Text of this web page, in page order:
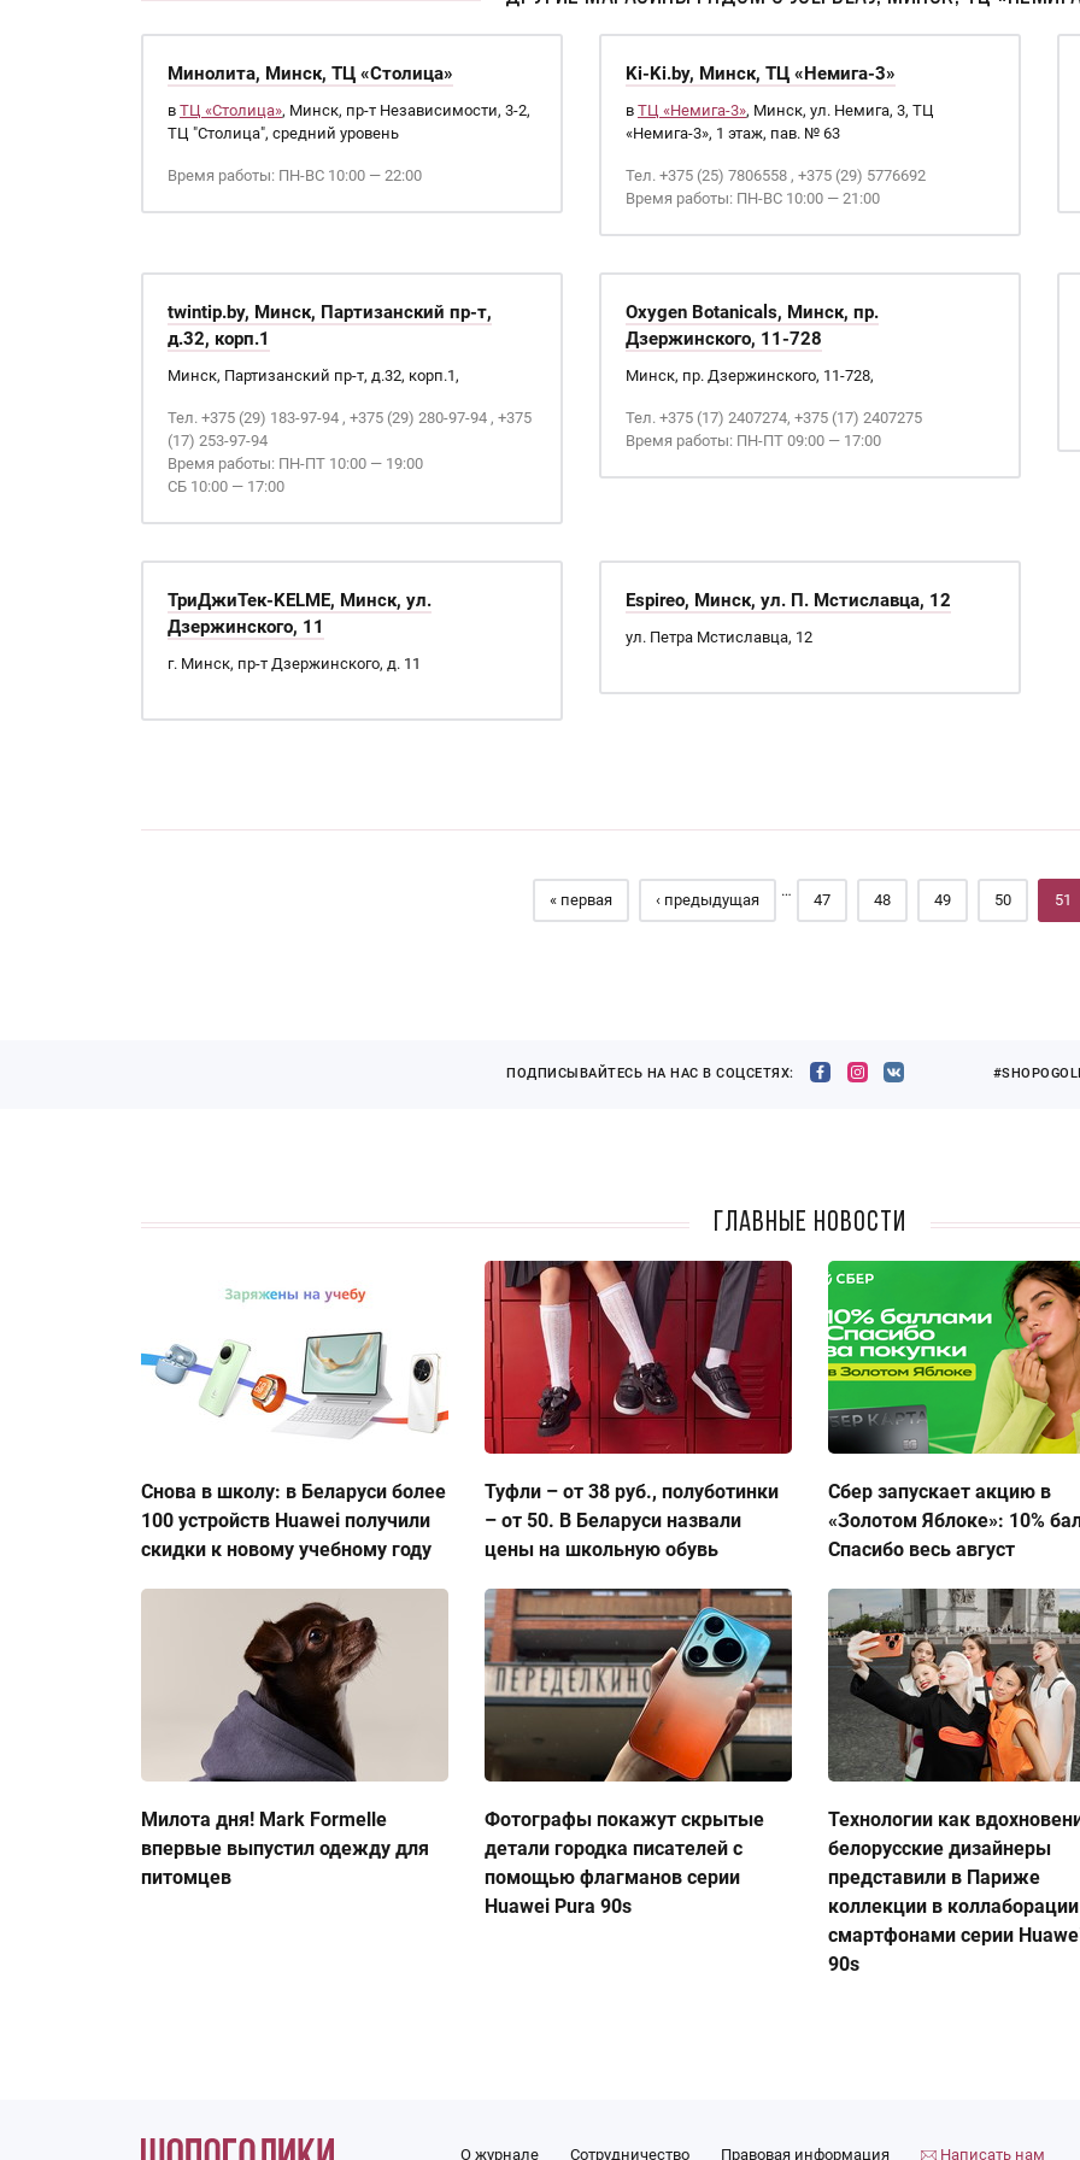
Минолита, Минск, ТЦ «Столица»
в ТЦ «Столица», Минск, пр-т Независимости, 3-2,
ТЦ "Столица", средний уровень
Время работы: ПН-ВС 10:00 — 22:00
Ki-Ki.by, Минск, ТЦ «Немига-3»
в ТЦ «Немига-3», Минск, ул. Немига, 3, ТЦ
«Немига-3», 1 этаж, пав. № 63
Тел. +375 (25) 7806558 , +375 (29) 5776692
Время работы: ПН-ВС 10:00 — 21:00
twintip.by, Минск, Партизанский пр-т,
д.32, корп.1
Минск, Партизанский пр-т, д.32, корп.1,
Тел. +375 (29) 183-97-94 , +375 (29) 280-97-94 , +375
(17) 253-97-94
Время работы: ПН-ПТ 10:00 — 19:00
СБ 10:00 — 17:00
Oxygen Botanicals, Минск, пр.
Дзержинского, 11-728
Минск, пр. Дзержинского, 11-728,
Тел. +375 (17) 2407274, +375 (17) 2407275
Время работы: ПН-ПТ 09:00 — 17:00
ТриДжиТек-KELME, Минск, ул.
Дзержинского, 11
г. Минск, пр-т Дзержинского, д. 11
Espireo, Минск, ул. П. Мстиславца, 12
ул. Петра Мстиславца, 12
« первая ‹ предыдущая
…
47 48 49 50 51
ПОДПИСЫВАЙТЕСЬ НА НАС В СОЦСЕТЯХ:
Главные новости
Снова в школу: в Беларуси более
100 устройств Huawei получили
скидки к новому учебному году
Туфли – от 38 руб., полуботинки
– от 50. В Беларуси назвали
цены на школьную обувь
Сбер запускает акцию в
«Золотом Яблоке»: 10%
Спасибо весь август
Милота дня! Mark Formelle
впервые выпустил одежду для
питомцев
Фотографы покажут скрытые
детали городка писателей с
помощью флагманов серии
Huawei Pura 90s
Технологии как
белорусские дизайнеры
представили в Париже
коллекции в
смартфонами серии
90s
О журнале Сотрудничество Правовая информация Написать нам